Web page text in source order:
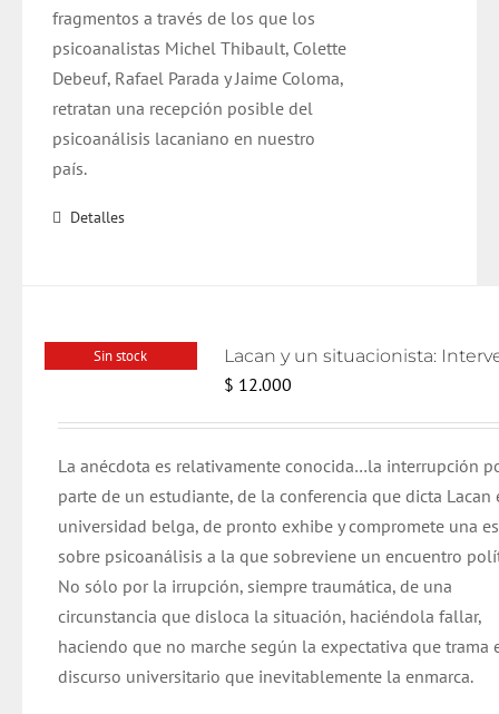
fragmentos a través de los que los
psicoanalistas Michel Thibault, Colette
Debeuf, Rafael Parada y Jaime Coloma,
retratan una recepción posible del
psicoanálisis lacaniano en nuestro
país.
Detalles
Sin stock
$ 12.000
La anécdota es relativamente conocida…la interrupción
parte de un estudiante, de la conferencia que dicta Lacan
universidad belga, de pronto exhibe y compromete una
sobre psicoanálisis a la que sobreviene un encuentro
No sólo por la irrupción, siempre traumática, de una
circunstancia que disloca la situación, haciéndola fallar,
haciendo que no marche según la expectativa que trama
discurso universitario que inevitablemente la enmarca.